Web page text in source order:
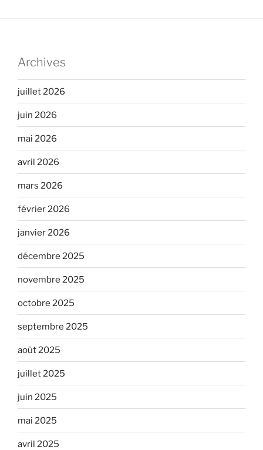
Archives
juillet 2026
juin 2026
mai 2026
avril 2026
mars 2026
février 2026
janvier 2026
décembre 2025
novembre 2025
octobre 2025
septembre 2025
août 2025
juillet 2025
juin 2025
mai 2025
avril 2025